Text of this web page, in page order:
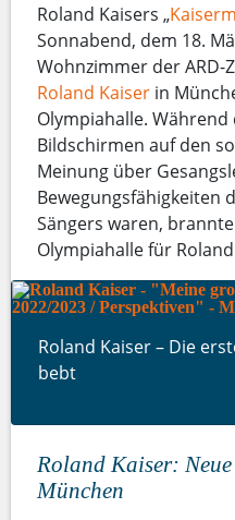
Roland Kaisers „
Sonnabend, dem 18.
Wohnzimmer der ARD-
Roland Kaiser in
Olympiahalle.
Bildschirmen auf den
Meinung über
Bewegungsfähigkeiten
Sängers waren,
Olympiahalle für
Roland Kaiser – Die
bebt
Roland Kaiser:
München